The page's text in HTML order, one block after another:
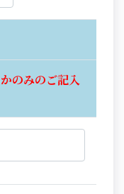
のみのご記入